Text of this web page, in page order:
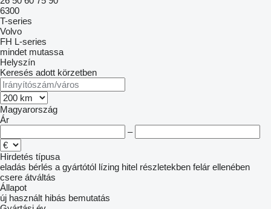
6300
T-series
Volvo
FH L-series
mindet mutassa
Helyszín
Keresés adott körzetben
Magyarország
Ár
–
Hirdetés típusa
eladás bérlés a gyártótól lízing hitel részletekben felár ellenében
csere átváltás
Állapot
új használt hibás bemutatás